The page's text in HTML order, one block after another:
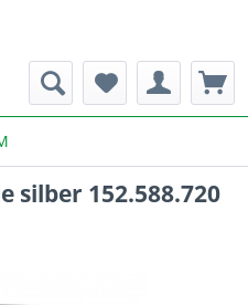
silber 152.588.720